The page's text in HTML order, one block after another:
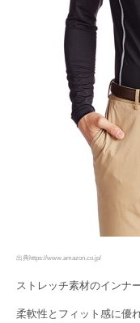
出典https://www.amazon.co.jp/
ストレッチ素材のインナ
柔軟性とフィット感に優